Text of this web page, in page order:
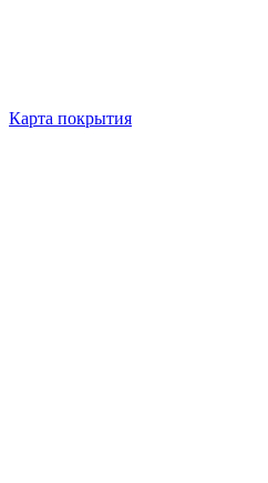
Карта покрытия